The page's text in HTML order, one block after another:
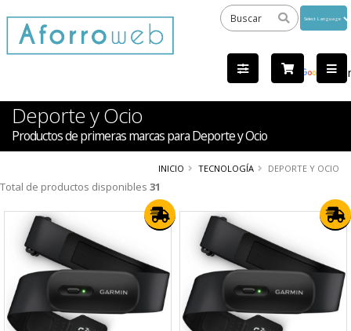
by
Deporte y Ocio
Productos de primeras marcas para Deporte y Ocio
INICIO TECNOLOGÍA DEPORTE Y OCIO
Total de productos disponibles 31